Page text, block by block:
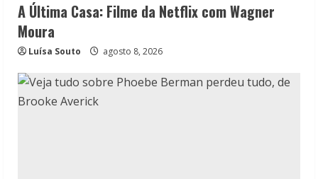
A Última Casa: Filme da Netflix com Wagner
Moura
Luísa Souto agosto 8, 2026